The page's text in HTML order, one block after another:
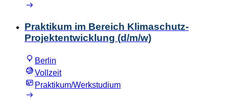
Praktikum im Bereich Klimaschutz-
Projektentwicklung (d/m/w)
Berlin
Vollzeit
Praktikum/Werkstudium